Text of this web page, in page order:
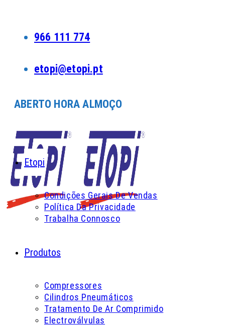
966 111 774
etopi@etopi.pt
ABERTO HORA ALMOÇO
Etopi
Condições Gerais De Vendas
Política Da Privacidade
Trabalha Connosco
Produtos
Compressores
Cilindros Pneumáticos
Tratamento De Ar Comprimido
Electroválvulas